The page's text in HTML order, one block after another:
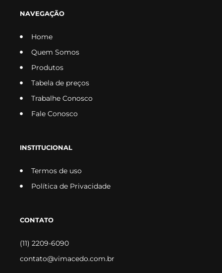
NAVEGAÇÃO
Home
Quem Somos
Produtos
Tabela de preços
Trabalhe Conosco
Fale Conosco
INSTITUCIONAL
Termos de uso
Política de Privacidade
CONTATO
(11) 2209-6090
contato@vimacedo.com.br